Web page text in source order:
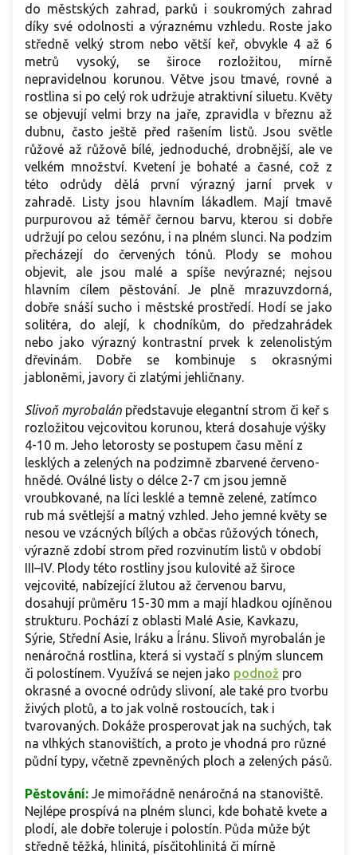
do městských zahrad, parků i soukromých zahrad
díky své odolnosti a výraznému vzhledu. Roste jako
středně velký strom nebo větší keř, obvykle 4 až 6
metrů vysoký, se široce rozložitou, mírně
nepravidelnou korunou. Větve jsou tmavé, rovné a
rostlina si po celý rok udržuje atraktivní siluetu. Květy
se objevují velmi brzy na jaře, zpravidla v březnu až
dubnu, často ještě před rašením listů. Jsou světle
růžové až růžově bílé, jednoduché, drobnější, ale ve
velkém množství. Kvetení je bohaté a časné, což z
této odrůdy dělá první výrazný jarní prvek v
zahradě. Listy jsou hlavním lákadlem. Mají tmavě
purpurovou až téměř černou barvu, kterou si dobře
udržují po celou sezónu, i na plném slunci. Na podzim
přecházejí do červených tónů. Plody se mohou
objevit, ale jsou malé a spíše nevýrazné; nejsou
hlavním cílem pěstování. Je plně mrazuvzdorná,
dobře snáší sucho i městské prostředí. Hodí se jako
solitéra, do alejí, k chodníkům, do předzahrádek
nebo jako výrazný kontrastní prvek k zelenolistým
dřevinám. Dobře se kombinuje s okrasnými
jabloněmi, javory či zlatými jehličnany.
Slivoň myrobalán představuje elegantní strom či keř s
rozložitou vejcovitou korunou, která dosahuje výšky
4-10 m. Jeho letorosty se postupem času mění z
lesklých a zelených na podzimně zbarvené červeno-
hnědé. Oválné listy o délce 2-7 cm jsou jemně
vroubkované, na líci lesklé a temně zelené, zatímco
rub má světlejší a matný vzhled. Jeho jemné květy se
nesou ve vzácných bílých a občas růžových tónech,
výrazně zdobí strom před rozvinutím listů v období
III–IV. Plody této rostliny jsou kulovité až široce
vejcovité, nabízející žlutou až červenou barvu,
dosahují průměru 15-30 mm a mají hladkou ojíněnou
strukturu. Pochází z oblasti Malé Asie, Kavkazu,
Sýrie, Střední Asie, Iráku a Íránu. Slivoň myrobalán je
nenáročná rostlina, která si vystačí s plným sluncem
či polostínem. Využívá se nejen jako podnož pro
okrasné a ovocné odrůdy slivoní, ale také pro tvorbu
živých plotů, a to jak volně rostoucích, tak i
tvarovaných. Dokáže prosperovat jak na suchých, tak
na vlhkých stanovištích, a proto je vhodná pro různé
půdní typy, včetně zpevněných ploch a zelených pásů.
Pěstování: Je mimořádně nenáročná na stanoviště.
Nejlépe prospívá na plném slunci, kde bohatě kvete a
plodí, ale dobře toleruje i polostín. Půda může být
středně těžká, hlinitá, písčitohlinitá či mírně